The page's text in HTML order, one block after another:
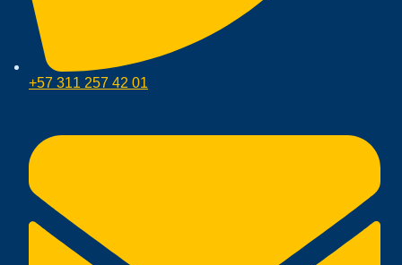
+57 311 257 42 01